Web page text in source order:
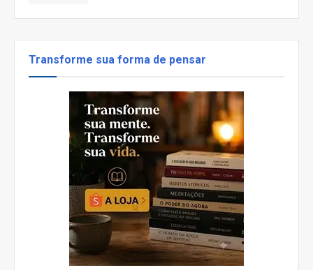
Transforme sua forma de pensar